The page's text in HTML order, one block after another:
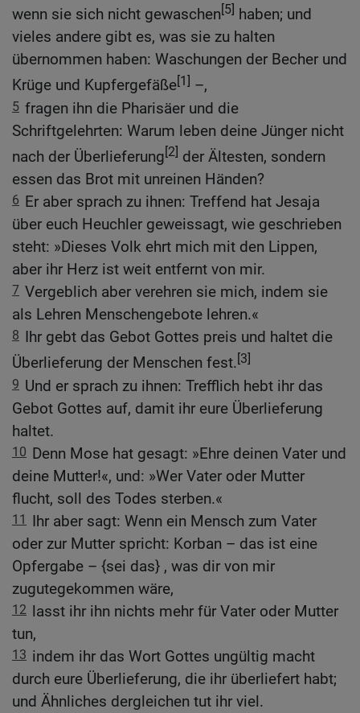
wenn sie sich nicht gewaschen[5] haben; und
vieles andere gibt es, was sie zu halten
übernommen haben: Waschungen der Becher und
Krüge und Kupfergefäße[1] –,
5 fragen ihn die Pharisäer und die
Schriftgelehrten: Warum leben deine Jünger nicht
nach der Überlieferung[2] der Ältesten, sondern
essen das Brot mit unreinen Händen?
6 Er aber sprach zu ihnen: Treffend hat Jesaja
über euch Heuchler geweissagt, wie geschrieben
steht: »Dieses Volk ehrt mich mit den Lippen,
aber ihr Herz ist weit entfernt von mir.
7 Vergeblich aber verehren sie mich, indem sie
als Lehren Menschengebote lehren.«
8 Ihr gebt das Gebot Gottes preis und haltet die
Überlieferung der Menschen fest.[3]
9 Und er sprach zu ihnen: Trefflich hebt ihr das
Gebot Gottes auf, damit ihr eure Überlieferung
haltet.
10 Denn Mose hat gesagt: »Ehre deinen Vater und
deine Mutter!«, und: »Wer Vater oder Mutter
flucht, soll des Todes sterben.«
11 Ihr aber sagt: Wenn ein Mensch zum Vater
oder zur Mutter spricht: Korban – das ist eine
Opfergabe – {sei das} , was dir von mir
zugutegekommen wäre,
12 lasst ihr ihn nichts mehr für Vater oder Mutter
tun,
13 indem ihr das Wort Gottes ungültig macht
durch eure Überlieferung, die ihr überliefert habt;
und Ähnliches dergleichen tut ihr viel.